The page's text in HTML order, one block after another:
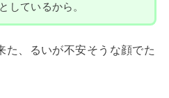
しているから。
た、るいが不安そうな顔でた